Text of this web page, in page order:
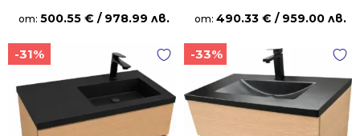
от: 500.55 € / 978.99 лв. от: 490.33 € / 959.00 лв.
-31% -33%